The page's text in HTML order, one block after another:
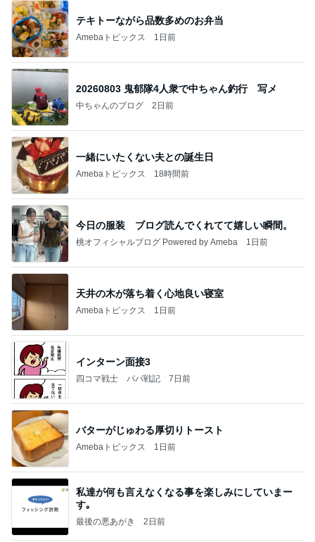
テキトーながら品数多めのお弁当
Amebaトピックス 1日前
20260803 鬼郁隊4人衆で中ちゃん釣行 写メ
中ちゃんのブログ 2日前
一緒にいたくない夫との誕生日
Amebaトピックス 18時間前
今日の服装 ブログ読んでくれてて嬉しい瞬間。
桃オフィシャルブログ Powered by Ameba 1日前
天井の木が落ち着く心地良い寝室
Amebaトピックス 1日前
インターン面接3
四コマ戦士 パパ戦記 7日前
バターがじゅわる厚切りトースト
Amebaトピックス 1日前
私達が何も言えなくなる事を楽しみにしていまー
す｡
最後の悪あがき 2日前